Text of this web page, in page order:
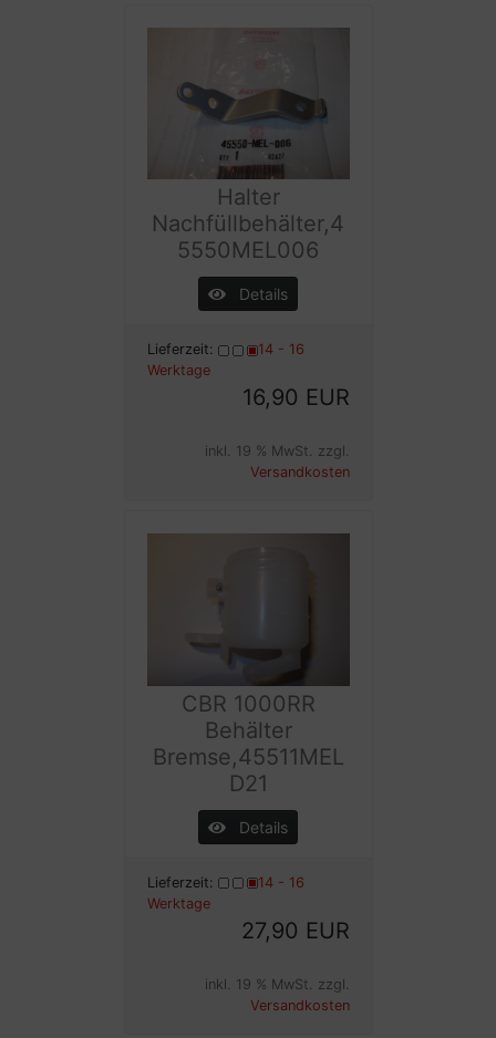
Halter
Nachfüllbehälter,4
5550MEL006
Details
Lieferzeit:
14 - 16
Werktage
16,90 EUR
inkl. 19 % MwSt. zzgl.
Versandkosten
CBR 1000RR
Behälter
Bremse,45511MEL
D21
Details
Lieferzeit:
14 - 16
Werktage
27,90 EUR
inkl. 19 % MwSt. zzgl.
Versandkosten